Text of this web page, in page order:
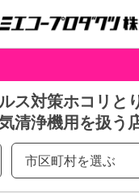
ス対策ホコリと
清浄機用を扱う
市区町村を選ぶ